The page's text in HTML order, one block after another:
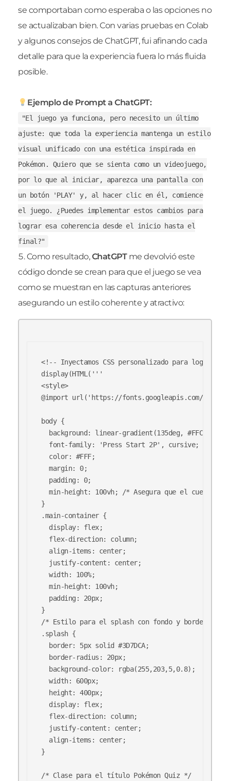
se comportaban como esperaba o las opciones no
se actualizaban bien. Con varias pruebas en Colab
y algunos consejos de ChatGPT, fui afinando cada
detalle para que la experiencia fuera lo más fluida
posible.
Ejemplo de Prompt a ChatGPT:
"El juego ya funciona, pero necesito un último
ajuste: que toda la experiencia mantenga un estilo
visual unificado con una estética inspirada en
Pokémon. Quiero que se sienta como un videojuego,
por lo que al iniciar, aparezca una pantalla con
un botón 'PLAY' y, al hacer clic en él, comience
el juego. ¿Puedes implementar estos cambios para
lograr esa coherencia desde el inicio hasta el
final?"
Como resultado,ChatGPT me devolvió este
código donde se crean para que el juego se vea
como se muestran en las capturas anteriores
asegurando un estilo coherente y atractivo:
<!-- Inyectamos CSS personalizado para lograr
display(HTML('''
<style>
@import url('https://fonts.googleapis.com/
body {
background: linear-gradient(135deg, #FFCB05,
  font-family: 'Press Start 2P', cursive;
  color: #FFF;
  margin: 0;
  padding: 0;
min-height: 100vh; /* Asegura que el cuerpo
}
.main-container {
  display: flex;
  flex-direction: column;
  align-items: center;
  justify-content: center;
  width: 100%;
  min-height: 100vh;
  padding: 20px;
}
/* Estilo para el splash con fondo y bordes */
.splash {
  border: 5px solid #3D7DCA;
  border-radius: 20px;
  background-color: rgba(255,203,5,0.8);
  width: 600px;
  height: 400px;
  display: flex;
  flex-direction: column;
  justify-content: center;
  align-items: center;
}
/* Clase para el título Pokémon Quiz */